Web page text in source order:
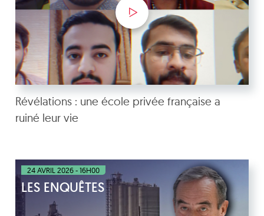
Révélations : une école privée française a
ruiné leur vie
24 AVRIL 2026 - 16H00
LES ENQUÊTES